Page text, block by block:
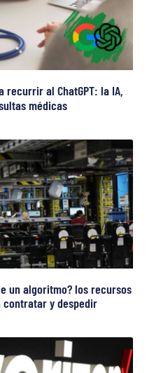
recurrir al ChatGPT: la IA,
médicas
un algoritmo? los recursos
contratar y despedir